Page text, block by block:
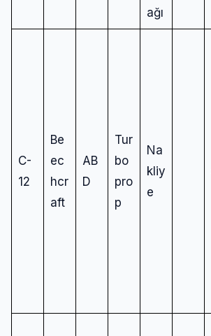
ağı
C-
12
Be
ec
hcr
aft
AB
D
Tur
bo
pro
p
Na
kliy
e